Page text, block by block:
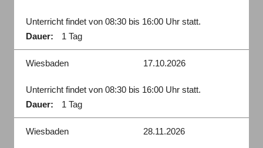
Unterricht findet von 08:30 bis 16:00 Uhr statt.
Dauer:
1 Tag
Wiesbaden 17.10.2026
Unterricht findet von 08:30 bis 16:00 Uhr statt.
Dauer:
1 Tag
Wiesbaden 28.11.2026